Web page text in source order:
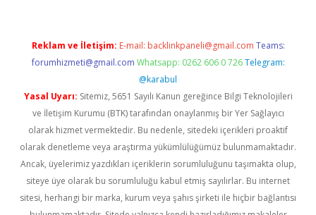
Reklam ve İletişim: E-mail: backlinkpaneli@gmail.com Teams:
forumhizmeti@gmail.com Whatsapp: 0262 606 0 726 Telegram:
@karabul
Yasal Uyarı: Sitemiz, 5651 Sayılı Kanun gereğince Bilgi Teknolojileri
ve İletişim Kurumu (BTK) tarafından onaylanmış bir Yer Sağlayıcı
olarak hizmet vermektedir. Bu nedenle, sitedeki içerikleri proaktif
olarak denetleme veya araştırma yükümlülüğümüz bulunmamaktadır.
Ancak, üyelerimiz yazdıkları içeriklerin sorumluluğunu taşımakta olup,
siteye üye olarak bu sorumluluğu kabul etmiş sayılırlar. Bu internet
sitesi, herhangi bir marka, kurum veya şahıs şirketi ile hiçbir bağlantısı